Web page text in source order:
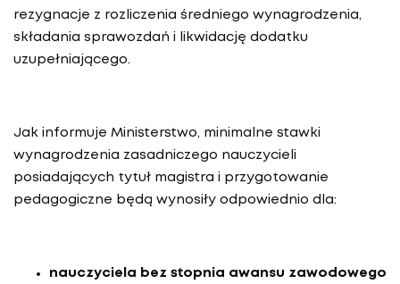
rezygnacje z rozliczenia średniego wynagrodzenia,
składania sprawozdań i likwidację dodatku
uzupełniającego.
Jak informuje Ministerstwo, minimalne stawki
wynagrodzenia zasadniczego nauczycieli
posiadających tytuł magistra i przygotowanie
pedagogiczne będą wynosiły odpowiednio dla:
nauczyciela bez stopnia awansu zawodowego